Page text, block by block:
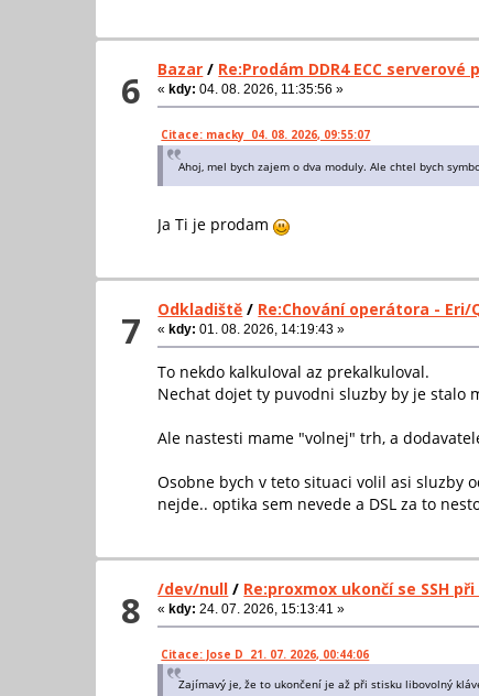
6 Bazar / Re:Prodám DDR4 ECC serverové
« kdy: 04. 08. 2026, 11:35:56 »
Citace: macky 04. 08. 2026, 09:55:07
Ahoj, mel bych zajem o dva moduly. Ale chtel bych
Ja Ti je prodam
7 Odkladiště / Re:Chování operátora - Eri/
«kdy: 01. 08. 2026, 14:19:43 »
To nekdo kalkuloval az prekalkuloval.
Nechat dojet ty puvodni sluzby by je stalo
Ale nastesti mame "volnej" trh, a
Osobne bych v teto situaci volil asi sluzby
nejde.. optika sem nevede a DSL za to
8 /dev/null / Re:proxmox ukončí se SSH při
«kdy: 24. 07. 2026, 15:13:41 »
Citace: Jose D 21. 07. 2026, 00:44:06
Zajímavý je, že to ukončení je až při stisku libovolný